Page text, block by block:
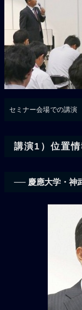
セミナー会場での講演
講演1）位置
── 慶應大学・神